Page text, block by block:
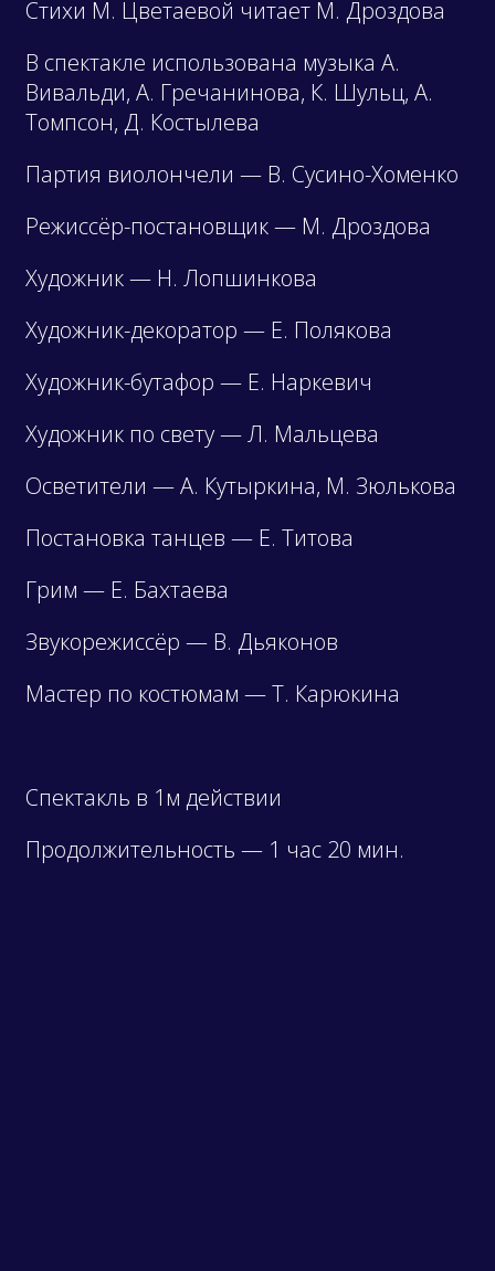
Стихи М. Цветаевой читает М. Дроздова
В спектакле использована музыка А.
Вивальди, А. Гречанинова, К. Шульц, А.
Томпсон, Д. Костылева
Партия виолончели — В. Сусино-Хоменко
Режиссёр-постановщик — М. Дроздова
Художник — Н. Лопшинкова
Художник-декоратор — Е. Полякова
Художник-бутафор — Е. Наркевич
Художник по свету — Л. Мальцева
Осветители — А. Кутыркина, М. Зюлькова
Постановка танцев — Е. Титова
Грим — Е. Бахтаева
Звукорежиссёр — В. Дьяконов
Мастер по костюмам — Т. Карюкина
Спектакль в 1м действии
Продолжительность — 1 час 20 мин.